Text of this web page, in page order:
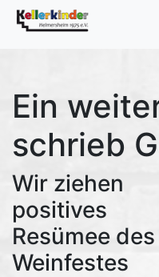
Ein
schrieb
Wir ziehen
positives
Resümee
Weinfestes